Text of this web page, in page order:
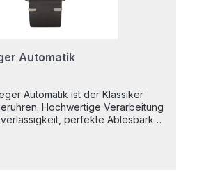
Automatik
Automatik ist der Klassiker
Hochwertige Verarbeitung
perfekte Ablesbarkeit
und das erste
der Welt auf dem Zifferblatt,